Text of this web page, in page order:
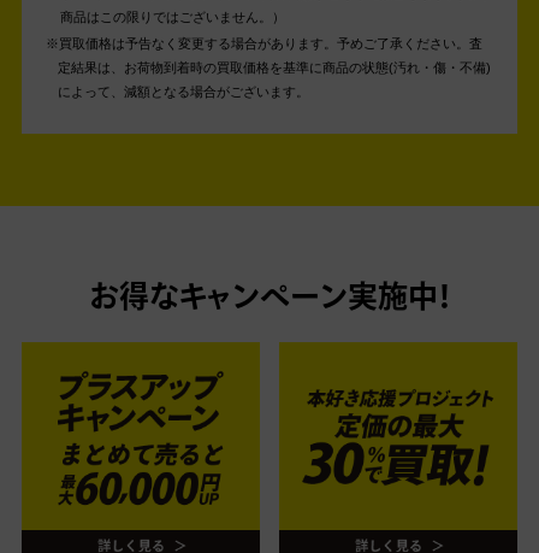
商品はこの限りではございません。
買取価格は予告なく変更する場合があります。予めご了承ください。 査
定結果は、お荷物到着時の買取価格を基準に商品の状態(汚れ・傷・不備)
によって、減額となる場合がございます。
お得なキャンペーン実施中！